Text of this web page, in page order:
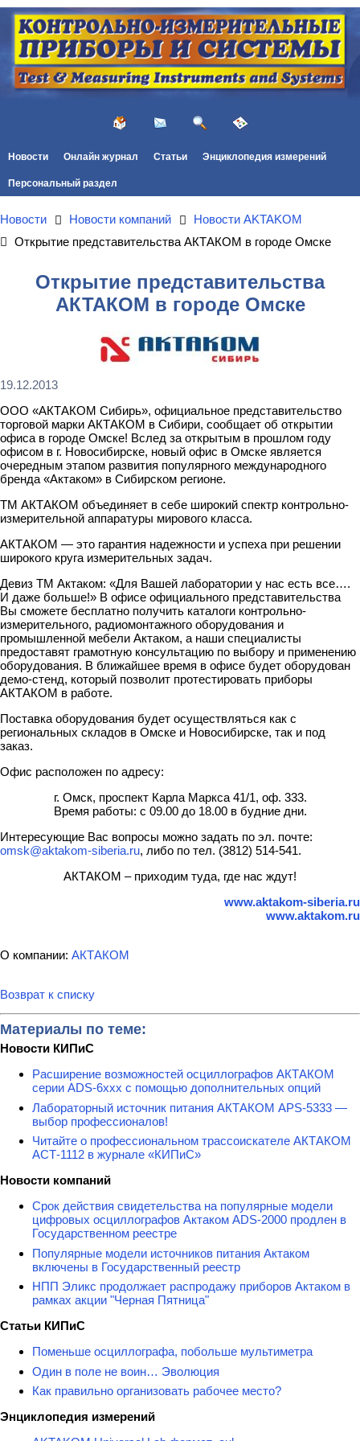
Новости Онлайн журнал Статьи Энциклопедия измерений
Персональный раздел
Новости Новости компаний
Новости AKTAKOM
Открытие представительства АКТАКОМ в городе Омске
Открытие представительства
АКТАКОМ в городе Омске
19.12.2013
ООО «АКТАКОМ Сибирь», официальное представительство
торговой марки АКТАКОМ в Сибири, сообщает об открытии
офиса в городе Омске! Вслед за открытым в прошлом году
офисом в г. Новосибирске, новый офис в Омске является
очередным этапом развития популярного международного
бренда «Актаком» в Сибирском регионе.
ТМ АКТАКОМ объединяет в себе широкий спектр контрольно-
измерительной аппаратуры мирового класса.
АКТАКОМ — это гарантия надежности и успеха при решении
широкого круга измерительных задач.
Девиз ТМ Актаком: «Для Вашей лаборатории у нас есть все….
И даже больше!» В офисе официального представительства
Вы сможете бесплатно получить каталоги контрольно-
измерительного, радиомонтажного оборудования и
промышленной мебели Актаком, а наши специалисты
предоставят грамотную консультацию по выбору и применению
оборудования. В ближайшее время в офисе будет оборудован
демо-стенд, который позволит протестировать приборы
АКТАКОМ в работе.
Поставка оборудования будет осуществляться как с
региональных складов в Омске и Новосибирске, так и под
заказ.
Офис расположен по адресу:
г. Омск, проспект Карла Маркса 41/1, оф. 333.
Время работы: с 09.00 до 18.00 в будние дни.
Интересующие Вас вопросы можно задать по эл. почте:
omsk@aktakom-siberia.ru, либо по тел. (3812) 514-541.
АКТАКОМ – приходим туда, где нас ждут!
www.aktakom-siberia.ru
www.aktakom.ru
О компании: АКТАКОМ
Возврат к списку
Материалы по теме:
Новости КИПиС
Расширение возможностей осциллографов АКТАКОМ
серии ADS-6ххх с помощью дополнительных опций
Лабораторный источник питания АКТАКОМ APS-5333 —
выбор профессионалов!
Читайте о профессиональном трассоискателе АКТАКОМ
АСТ-1112 в журнале «КИПиС»
Новости компаний
Срок действия свидетельства на популярные модели
цифровых осциллографов Актаком ADS-2000 продлен в
Государственном реестре
Популярные модели источников питания Актаком
включены в Государственный реестр
НПП Эликс продолжает распродажу приборов Актаком в
рамках акции "Черная Пятница"
Статьи КИПиС
Поменьше осциллографа, побольше мультиметра
Один в поле не воин… Эволюция
Как правильно организовать рабочее место?
Энциклопедия измерений